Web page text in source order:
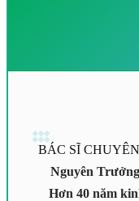
BÁC SĨ
Nguyên
Hơn 40 năm